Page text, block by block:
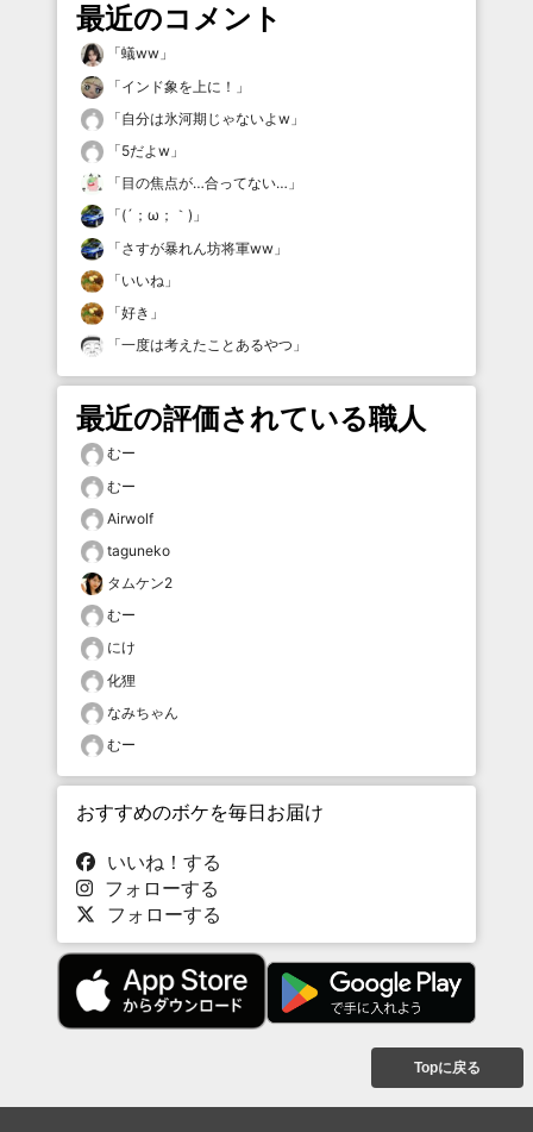
最近のコメント
「蟻ww 」
「インド象を上に！ 」
「自分は氷河期じゃないよw 」
「5だよw 」
「目の焦点が…合ってない… 」
「(´；ω；｀) 」
「さすが暴れん坊将軍ww 」
「いいね 」
「好き 」
「一度は考えたことあるやつ 」
最近の評価されている職人
むー
むー
Airwolf
taguneko
タムケン2
むー
にけ
化狸
なみちゃん
むー
おすすめのボケを毎日お届け
いいね！する
フォローする
フォローする
Topに戻る